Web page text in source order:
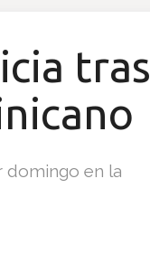
tras
domingo en la